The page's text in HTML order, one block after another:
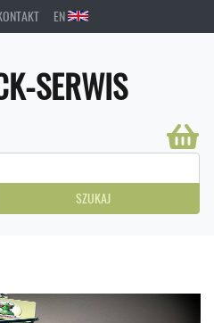
EN
SERWIS
SZUKAJ